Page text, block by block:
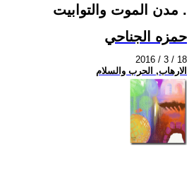
مدن الموت والتوابيت .
حمزه الجناحي
2016 / 3 / 18
الارهاب, الحرب والسلام